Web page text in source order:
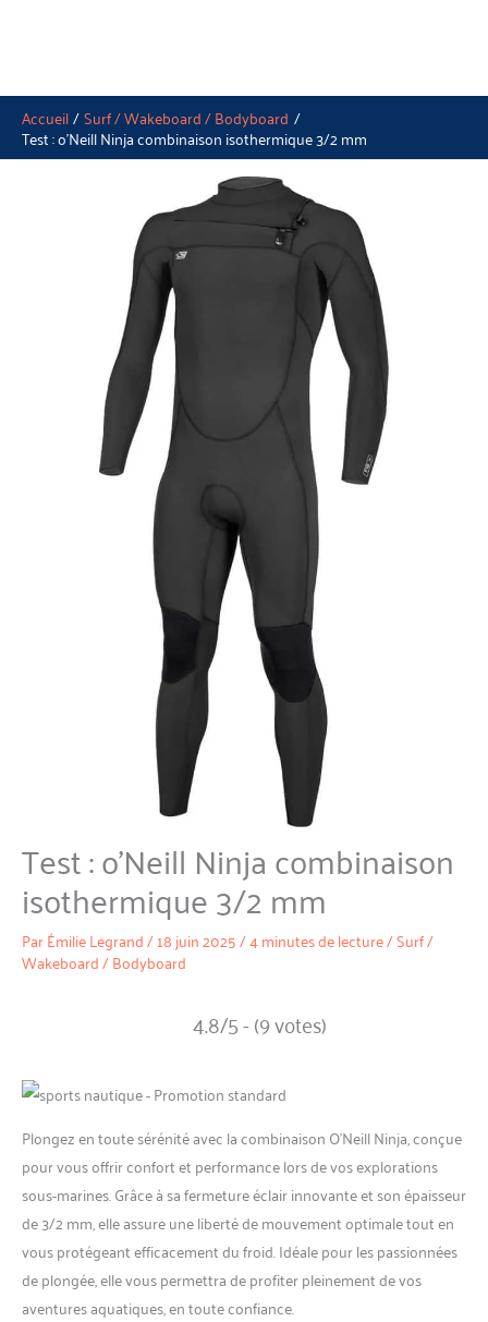
Accueil Surf / Wakeboard / Bodyboard
Test : o’Neill Ninja combinaison isothermique 3/2 mm
Test : o’Neill Ninja combinaison
isothermique 3/2 mm
ParÉmilie Legrand/18 juin 2025/4 minutes de lecture/Surf /
Wakeboard / Bodyboard
4.8/5 - (9 votes)
Plongez en toute sérénité avec la combinaison O’Neill Ninja, conçue
pour vous offrir confort et performance lors de vos explorations
sous-marines. Grâce à sa fermeture éclair innovante et son épaisseur
de 3/2 mm, elle assure une liberté de mouvement optimale tout en
vous protégeant efficacement du froid. Idéale pour les passionnées
de plongée, elle vous permettra de profiter pleinement de vos
aventures aquatiques, en toute confiance.